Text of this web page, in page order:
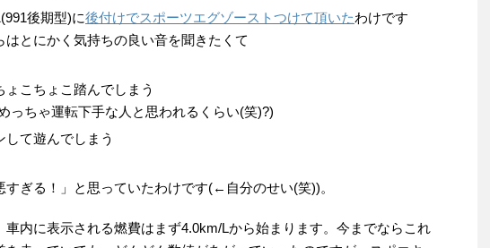
後期型)に後付けでスポーツエグゾーストつけて頂いたわけです
はとにかく気持ちの良い音を聞きたくて
こちょこ踏んでしまう
っちゃ運転下手な人と思われるくらい(笑)?)
て遊んでしまう
すぎる！」と思っていたわけです(←自分のせい(笑))。
車内に表示される燃費はまず4.0km/Lから始まります。今までならこれ